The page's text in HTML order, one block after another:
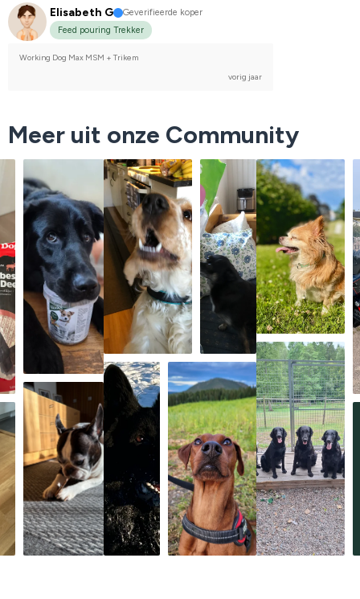
Elisabeth G
Geverifieerde koper
Feed pouring Trekker
Working Dog Max MSM + Trikem
vorig jaar
Meer uit onze Community